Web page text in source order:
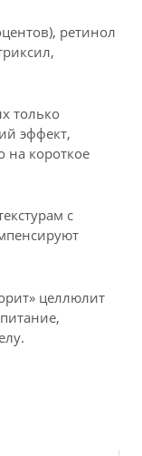
ретинол
только
эффект,
на короткое
с
целлюлит